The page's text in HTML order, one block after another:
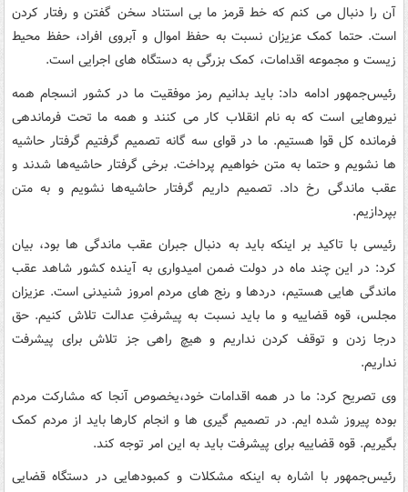
آن را دنبال می کنم که خط قرمز ما بی استناد سخن گفتن و رفتار کردن
است. حتما کمک عزیزان نسبت به حفظ اموال و آبروی افراد، حفظ محیط
زیست و مجموعه اقدامات، کمک بزرگی به دستگاه های اجرایی است.
رئیس‌جمهور ادامه داد: باید بدانیم رمز موفقیت ما در کشور انسجام همه
نیروهایی است که به نام انقلاب کار می کنند و همه ما تحت فرماندهی
فرمانده کل قوا هستیم. ما در قوای سه گانه تصمیم گرفتیم گرفتار حاشیه
ها نشویم و حتما به متن خواهیم پرداخت. برخی گرفتار حاشیه‌ها شدند و
عقب ماندگی رخ داد. تصمیم داریم گرفتار حاشیه‌ها نشویم و به متن
بپردازیم.
رئیسی با تاکید بر اینکه باید به دنبال جبران عقب ماندگی ها بود، بیان
کرد: در این چند ماه در دولت ضمن امیدواری به آینده کشور شاهد عقب
ماندگی هایی هستیم، دردها و رنج های مردم امروز شنیدنی است. عزیزان
مجلس، قوه قضاییه و ما باید نسبت به پیشرفتِ عدالت تلاش کنیم. حق
درجا زدن و توقف کردن نداریم و هیچ راهی جز تلاش برای پیشرفت
نداریم.
وی تصریح کرد: ما در همه اقدامات خود،یخصوص آنجا که مشارکت مردم
بوده پیروز شده ایم. در تصمیم گیری ها و انجام کارها باید از مردم کمک
بگیریم. قوه قضاییه برای پیشرفت باید به این امر توجه کند.
رئیس‌جمهور با اشاره به اینکه مشکلات و کمبودهایی در دستگاه قضایی